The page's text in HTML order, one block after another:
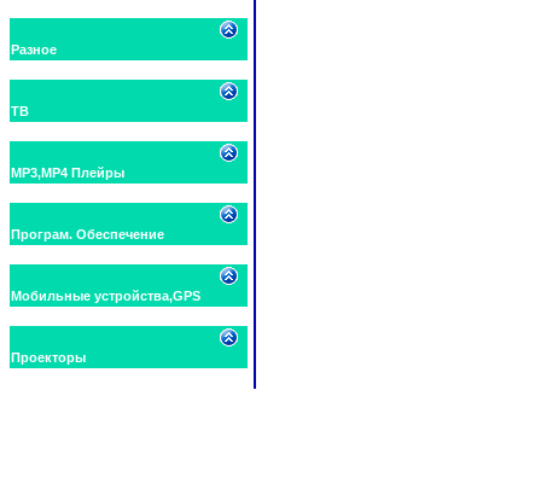
Разное
ТВ
MP3,MP4 Плейры
Програм. Обеспечение
Мобильные устройства,GPS
Проекторы